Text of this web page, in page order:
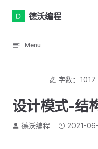
Skip to content
德沃编程
Menu
字数：1017
设计模式-结
德沃编程 2021-